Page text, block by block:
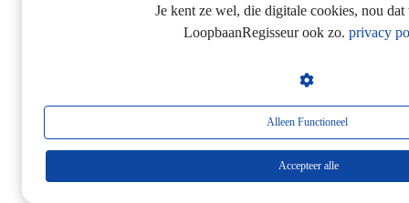
Je kent ze wel, die digitale cookies, nou
LoopbaanRegisseur ook zo. privacy
Alleen Functioneel
Accepteer alle